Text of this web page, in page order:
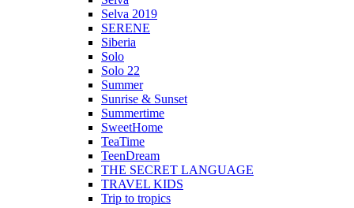
Selva 2019
SERENE
Siberia
Solo
Solo 22
Summer
Sunrise & Sunset
Summertime
SweetHome
TeaTime
TeenDream
THE SECRET LANGUAGE
TRAVEL KIDS
Trip to tropics